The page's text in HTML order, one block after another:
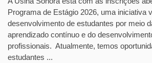
Programa de Estágio 2026, uma iniciativa
desenvolvimento de estudantes por meio
aprendizado contínuo e do
profissionais. Atualmente, temos
estudantes ...